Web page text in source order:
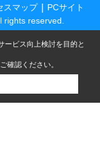
スマップ
PCサイト
rights reserved.
ービス向上検討を目的と
確認ください。